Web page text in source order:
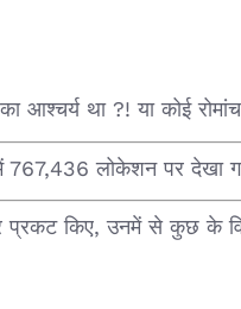
आश्चर्य था ?! या कोई
में 767,436 लोकेशन पर देखा
प्रकट किए, उनमें से कुछ के